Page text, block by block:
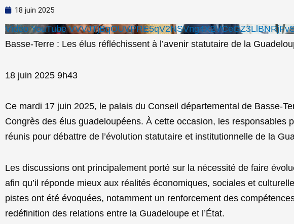
18 juin 2025
Vidéo YouTube
Basse-Terre : Les élus réfléchissent à l’avenir statutaire de la
18 juin 2025 9h43
Ce mardi 17 juin 2025, le palais du Conseil départemental de Basse-
Congrès des élus guadeloupéens. À cette occasion, les responsables
réunis pour débattre de l’évolution statutaire et institutionnelle de la
Les discussions ont principalement porté sur la nécessité de faire
afin qu’il réponde mieux aux réalités économiques, sociales et
pistes ont été évoquées, notamment un renforcement des
redéfinition des relations entre la Guadeloupe et l’État.